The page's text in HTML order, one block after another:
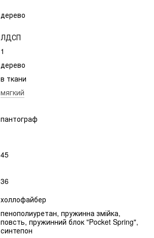
дерево
ЛДСП
1
дерево
в ткани
мягкий
пантограф
45
36
холлофайбер
пенополиуретан, пружинна змійка,
повсть, пружинний блок "Pocket Spring",
синтепон